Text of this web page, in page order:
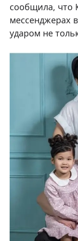
сообщила, что
мессенджерах
ударом не